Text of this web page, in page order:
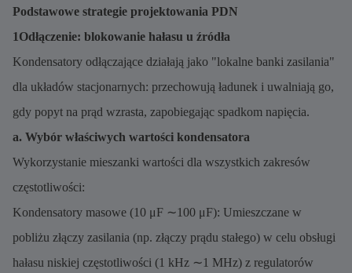
Podstawowe strategie projektowania PDN
1Odłączenie: blokowanie hałasu u źródła
Kondensatory odłączające działają jako "lokalne banki zasilania"
dla układów stacjonarnych: przechowują ładunek i uwalniają go,
gdy popyt na prąd wzrasta, zapobiegając spadkom napięcia.
a. Wybór właściwych wartości kondensatora
Wykorzystanie mieszanki wartości dla wszystkich zakresów
częstotliwości:
Kondensatory masowe (10 μF ∼100 μF): Umieszczane w
pobliżu złączy zasilania (np. złączy prądu stałego) w celu obsługi
hałasu niskiej częstotliwości (1 kHz ∼1 MHz) z regulatorów